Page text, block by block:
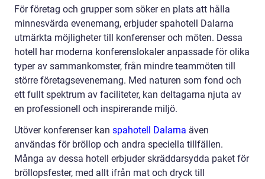
För företag och grupper som söker en plats att hålla
minnesvärda evenemang, erbjuder spahotell Dalarna
utmärkta möjligheter till konferenser och möten. Dessa
hotell har moderna konferenslokaler anpassade för olika
typer av sammankomster, från mindre teammöten till
större företagsevenemang. Med naturen som fond och
ett fullt spektrum av faciliteter, kan deltagarna njuta av
en professionell och inspirerande miljö.
Utöver konferenser kan spahotell Dalarna även
användas för bröllop och andra speciella tillfällen.
Många av dessa hotell erbjuder skräddarsydda paket för
bröllopsfester, med allt ifrån mat och dryck till